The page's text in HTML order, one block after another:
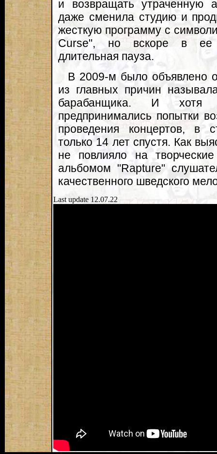
и возвращать утраченную
даже сменила студию и
жесткую программу с
Curse", но вскоре в ее
длительная пауза.
В 2009-м было объявлено
из главных причин
барабанщика. И хотя
предпринимались попытки
проведения концертов, в
только 14 лет спустя. Как
не повлияло на
альбомом "Rapture"
качественного шведского
Last update 12.07.22